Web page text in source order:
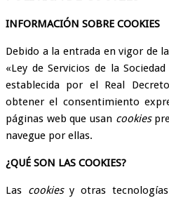
INFORMACIÓN SOBRE COOKIES
Debido a la entrada en vigor de
«Ley de Servicios de la
establecida por el Real
obtener el consentimiento
páginas web que usan cookies
navegue por ellas.
¿QUÉ SON LAS COOKIES?
Las cookiesy otras